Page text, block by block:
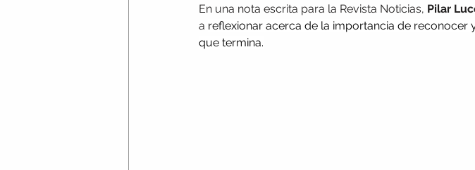
En una nota escrita para la Revista Noticias, Pilar
a reflexionar acerca de la importancia de
que termina.